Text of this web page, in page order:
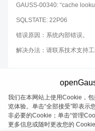
GAUSS-00340: “cache
SQLSTATE: 22P06
错误原因：系统内部错误。
解决办法：请联系技术支持工
openGauss 2026-08-08
我们在本网站上使用Cookie，
览体验。单击“全部接受”即表示
非必要的Cookie；单击“管理
更多信息或随时更改您的